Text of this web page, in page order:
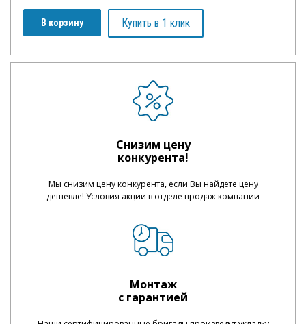
В корзину Купить в 1 клик
Снизим цену
конкурента!
Мы снизим цену конкурента, если Вы найдете цену
дешевле! Условия акции в отделе продаж компании
Монтаж
с гарантией